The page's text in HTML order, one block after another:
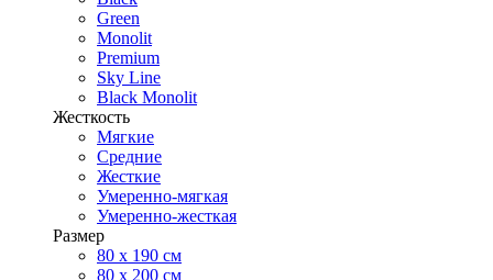
Green
Monolit
Premium
Sky Line
Black Monolit
Жесткость
Мягкие
Средние
Жесткие
Умеренно-мягкая
Умеренно-жесткая
Размер
80 х 190 см
80 х 200 см